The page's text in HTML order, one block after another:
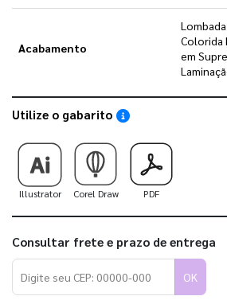
Acabamento
Colorida
em
Utilize o gabarito Saiba como utilizar os
Illustrator Corel Draw PDF
Consultar frete e prazo de entrega
OK